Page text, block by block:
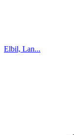
Elbil, Lan...